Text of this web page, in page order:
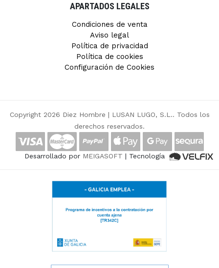
APARTADOS LEGALES
Condiciones de venta
Aviso legal
Política de privacidad
Política de cookies
Configuración de Cookies
Copyright 2026 Diez Hombre | LUSAN LUGO, S.L.. Todos los
derechos reservados.
Desarrollado por MEIGASOFT | Tecnología